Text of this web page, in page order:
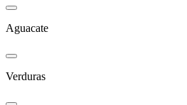
Aguacate
Verduras